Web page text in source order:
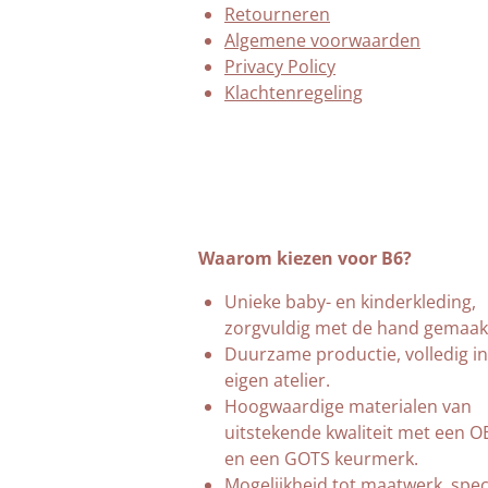
Retourneren
Algemene voorwaarden
Privacy Policy
Klachtenregeling
Waarom kiezen voor B6?
Unieke baby- en kinderkleding,
zorgvuldig met de hand
Duurzame productie, volledig
eigen atelier.
Hoogwaardige materialen van
uitstekende kwaliteit met een
en een GOTS keurmerk.